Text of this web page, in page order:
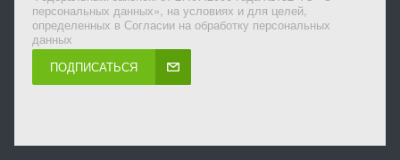
персональных данных», на условиях и для целей,
определенных в Согласии на обработку персональных
данных
ПОДПИСАТЬСЯ